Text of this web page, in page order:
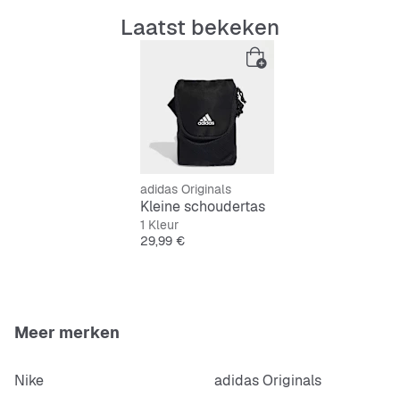
Verstelbare schouderband voor een comfortabele
Strak zwart design met logo
Licht en compact voor dagelijks gebruik
Laatst bekeken
adidas Originals
Kleine schoudertas
1 Kleur
Prijs
29,99 €
Meer merken
Nike
adidas Originals